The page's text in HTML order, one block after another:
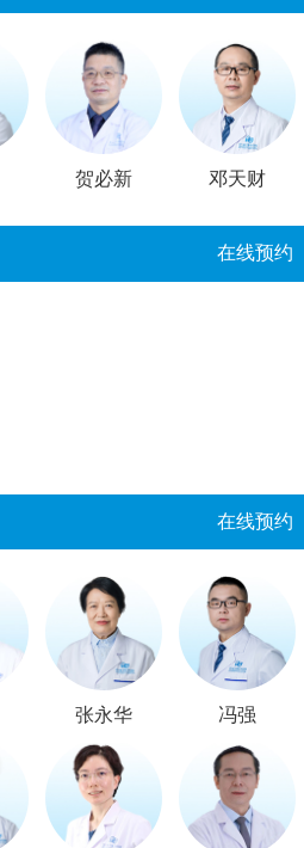
贺必新 邓天财
在线预约
在线预约
张永华 冯强